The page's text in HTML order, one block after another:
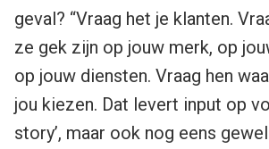
geval? “Vraag het je klanten.
ze gek zijn op jouw merk, op
op jouw diensten. Vraag hen
jou kiezen. Dat levert input op
story’, maar ook nog eens